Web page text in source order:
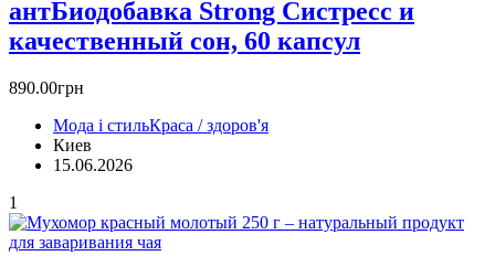
антБиодобавка Strong Cистресс и
качественный сон, 60 капсул
890.00грн
Мода і стильКраса / здоров'я
Киев
15.06.2026
1